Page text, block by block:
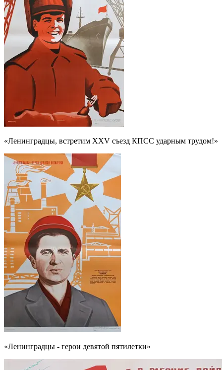
«Ленинградцы, встретим XXV съезд КПСС ударным трудом!»
«Ленинградцы - герои девятой пятилетки»